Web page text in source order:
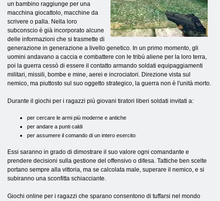
un bambino raggiunge per una
macchina giocattolo, macchine da
scrivere o palla. Nella loro
subconscio è già incorporato alcune
delle informazioni che si trasmette di
generazione in generazione a livello genetico. In un primo momento, gli
uomini andavano a caccia e combattere con le tribù aliene per la loro terra,
poi la guerra cessò di essere il contatto armando soldati equipaggiamenti
militari, missili, bombe e mine, aerei e incrociatori. Direzione vista sul
nemico, ma piuttosto sul suo oggetto strategico, la guerra non è l'unità morto.
Durante il giochi per i ragazzi più giovani tiratori liberi soldati invitati a:
per cercare le armi più moderne e antiche
per andare a punti caldi
per assumere il comando di un intero esercito
Essi saranno in grado di dimostrare il suo valore ogni comandante e
prendere decisioni sulla gestione del offensivo o difesa. Tattiche ben scelte
portano sempre alla vittoria, ma se calcolata male, superare il nemico, e si
subiranno una sconfitta schiacciante.
Giochi online per i ragazzi che sparano consentono di tuffarsi nel mondo